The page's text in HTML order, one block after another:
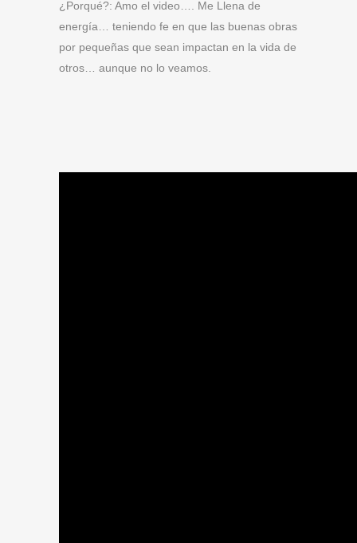
¿Porqué?: Amo el video…. Me Llena de
energía… teniendo fe en que las buenas obras
por pequeñas que sean impactan en la vida de
otros… aunque no lo veamos.